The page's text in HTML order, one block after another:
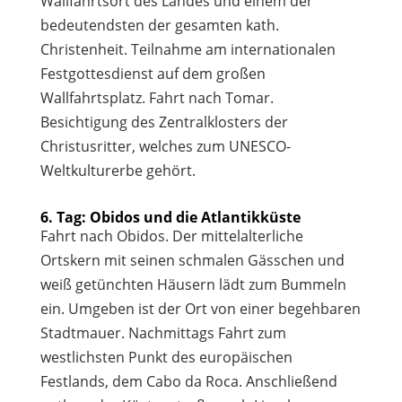
bedeutendsten der gesamten kath.
Christenheit. Teilnahme am internationalen
Festgottesdienst auf dem großen
Wallfahrtsplatz. Fahrt nach Tomar.
Besichtigung des Zentralklosters der
Christusritter, welches zum UNESCO-
Weltkulturerbe gehört.
6. Tag: Obidos und die Atlantikküste
Fahrt nach Obidos. Der mittelalterliche
Ortskern mit seinen schmalen Gässchen und
weiß getünchten Häusern lädt zum Bummeln
ein. Umgeben ist der Ort von einer begehbaren
Stadtmauer. Nachmittags Fahrt zum
westlichsten Punkt des europäischen
Festlands, dem Cabo da Roca. Anschließend